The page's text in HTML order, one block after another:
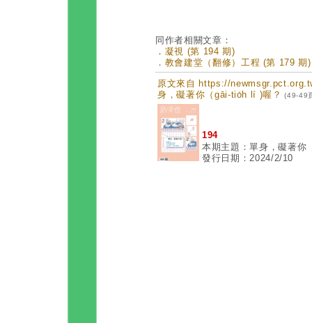
同作者相關文章：
． 凝視 (第 194 期)
． 教會建堂（翻修）工程 (第 179 期)
原文來自 https://
身，礙著你（gāi-tio̍h lí )喔？
(49-49
194
本期主題：單身，礙著
發行日期：2024/2/10